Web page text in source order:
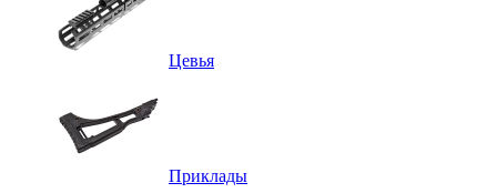
Цевья
Приклады